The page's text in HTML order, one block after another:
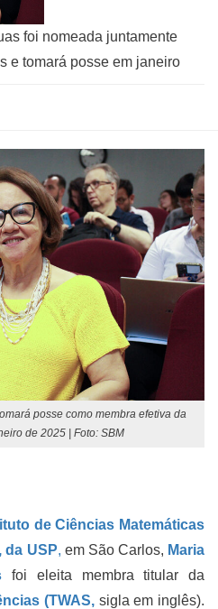
foi nomeada juntamente
e tomará posse em janeiro
posse como membra efetiva da
de 2025 | Foto: SBM
de Ciências Matemáticas
da USP, em São Carlos, Maria
foi eleita membra titular da
(TWAS,sigla em inglês).